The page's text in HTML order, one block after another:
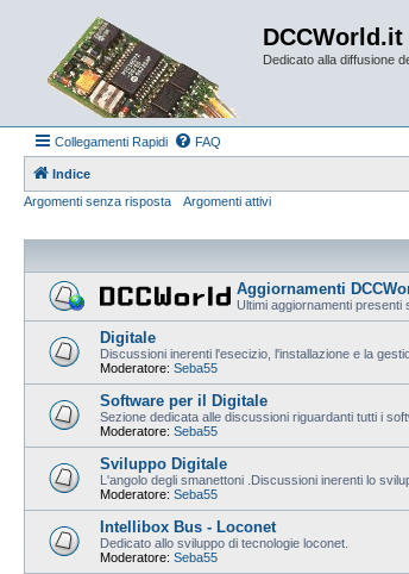
Dedicato alla diffusione
Collegamenti Rapidi FAQ
Indice
Argomenti senza risposta
Argomenti attivi
Aggiornamenti
Ultimi aggiornamenti presenti
Digitale
Discussioni inerenti l'esecizio, l'installazione e la
Moderatore: Seba55
Software per il Digitale
Sezione dedicata alle discussioni riguardanti tutti i
Moderatore: Seba55
Sviluppo Digitale
L'angolo degli smanettoni .Discussioni inerenti lo
Moderatore: Seba55
Intellibox Bus - Loconet
Dedicato allo sviluppo di tecnologie loconet.
Moderatore: Seba55